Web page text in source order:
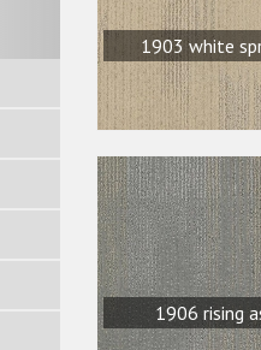
1903 white
1906 rising